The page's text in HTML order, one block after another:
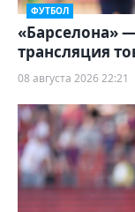
ФУТБОЛ
«Барселона»
трансляция
08 августа 2026 22:21